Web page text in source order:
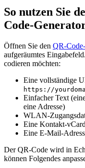
So nutzen Sie
Code-
Öffnen Sie den QR-
aufgeräumtes
codieren möchten:
Eine vollständige
https://
Einfacher Text
eine Adresse)
WLAN-
Eine Kontakt-
Eine E-Mail-
Der QR-Code wird in
können Folgendes